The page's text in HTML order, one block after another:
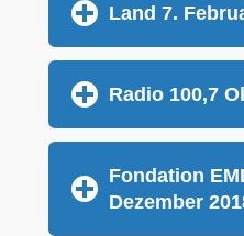
Land 7.
Radio 100,7
Fondation
Dezember